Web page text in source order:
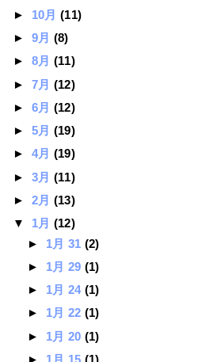
► 10月(11)
► 9月 (8)
► 8月 (11)
► 7月 (12)
► 6月 (12)
► 5月 (19)
► 4月 (19)
► 3月 (11)
► 2月 (13)
▼ 1月 (12)
► 1月 31 (2)
► 1月 29 (1)
► 1月 24 (1)
► 1月 22 (1)
► 1月 20 (1)
► 1月 15 (1)